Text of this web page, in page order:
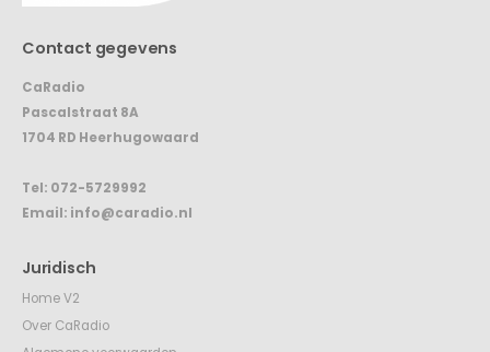
Contact gegevens
CaRadio
Pascalstraat 8A
1704 RD Heerhugowaard
Tel: 072-5729992
Email: info@caradio.nl
Juridisch
Home V2
Over CaRadio